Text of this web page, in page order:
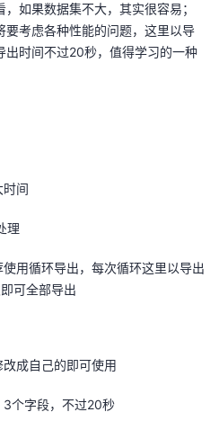
如果数据集不大，其实很容易；
考虑各种性能的问题，这里以导
出时间不过20秒，值得学习的一种
时间
理
用循环导出，每次循环这里以导出
可全部导出
成自己的即可使用
3个字段，不过20秒